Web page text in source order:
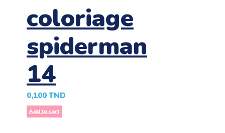
coloriage
spiderman
14
0,100 TND
Add to cart